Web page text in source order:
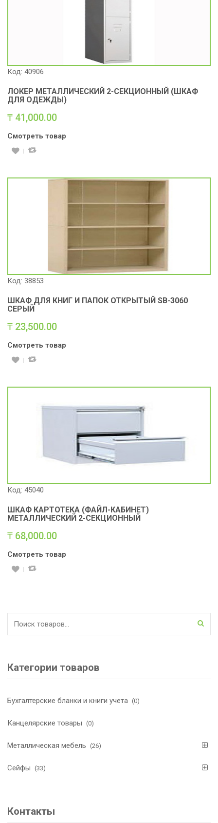
Код: 40906
ЛОКЕР МЕТАЛЛИЧЕСКИЙ 2-СЕКЦИОННЫЙ (ШКАФ
ДЛЯ ОДЕЖДЫ)
₸ 41,000.00
Смотреть товар
Код: 38853
ШКАФ ДЛЯ КНИГ И ПАПОК ОТКРЫТЫЙ SB-3060
СЕРЫЙ
₸ 23,500.00
Смотреть товар
Код: 45040
ШКАФ КАРТОТЕКА (ФАЙЛ-КАБИНЕТ)
МЕТАЛЛИЧЕСКИЙ 2-СЕКЦИОННЫЙ
₸ 68,000.00
Смотреть товар
Категории товаров
Бухгалтерские бланки и книги учета (0)
Канцелярские товары (0)
Металлическая мебель (26)
Сейфы (33)
Контакты